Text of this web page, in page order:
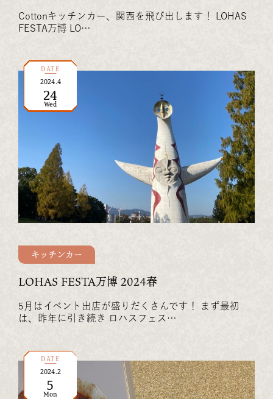
Cottonキッチンカー、関西を飛び出します！ LOHAS
FESTA万博 LO…
DATE
2024.4
24
Wed
キッチンカー
LOHAS FESTA万博 2024春
5月はイベント出店が盛りだくさんです！ まず最初
は、昨年に引き続き ロハスフェス…
DATE
2024.2
5
Mon